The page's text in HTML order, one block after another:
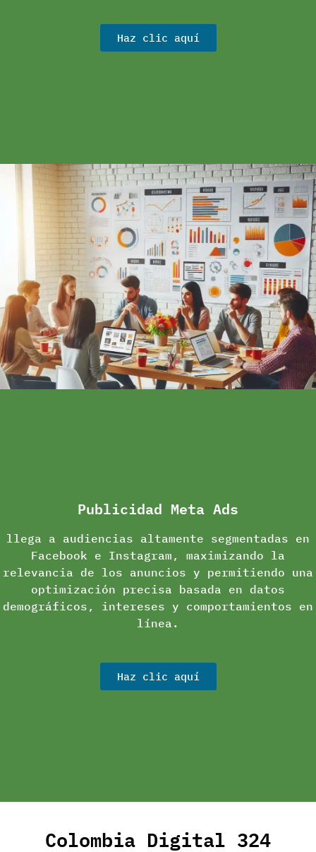
Haz clic aquí
Publicidad Meta Ads
llega a audiencias altamente segmentadas en
Facebook e Instagram, maximizando la
relevancia de los anuncios y permitiendo una
optimización precisa basada en datos
demográficos, intereses y comportamientos en
línea.
Haz clic aquí
Colombia Digital 324